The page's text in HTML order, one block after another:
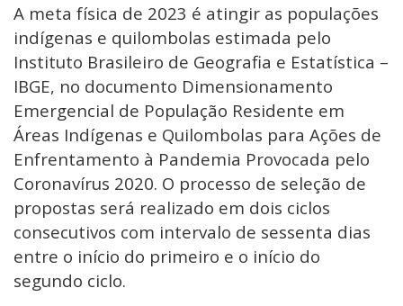
A meta física de 2023 é atingir as populações
indígenas e quilombolas estimada pelo
Instituto Brasileiro de Geografia e Estatística –
IBGE, no documento Dimensionamento
Emergencial de População Residente em
Áreas Indígenas e Quilombolas para Ações de
Enfrentamento à Pandemia Provocada pelo
Coronavírus 2020. O processo de seleção de
propostas será realizado em dois ciclos
consecutivos com intervalo de sessenta dias
entre o início do primeiro e o início do
segundo ciclo.